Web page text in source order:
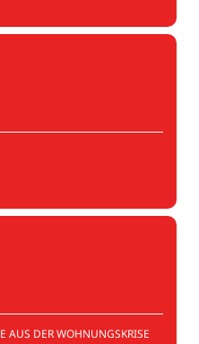
AUS DER WOHNUNGSKRISE